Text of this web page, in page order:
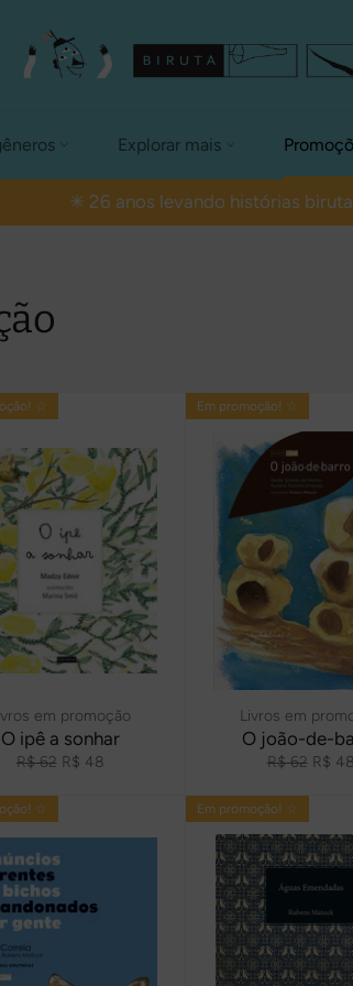
Explorar mais
✳ 26 anos levando histórias
em promoção
O ipê a sonhar
Preço
R$ 62 Preço
R$ 48
☆
Livros em
O joão-de-
Preço
R$ 62 Preço
R$ 48
Em promoção! ☆
☆ Em promoção! ☆